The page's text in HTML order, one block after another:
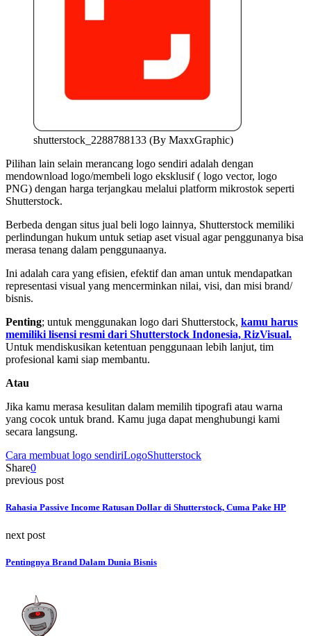
shutterstock_2288788133 (By MaxxGraphic)
Pilihan lain selain merancang logo sendiri adalah dengan
mendownload logo/membeli logo eksklusif ( logo vector, logo
PNG) dengan harga terjangkau melalui platform mikrostok seperti
Shutterstock.
Berbeda dengan situs jual beli logo lainnya, Shutterstock memiliki
perlindungan hukum untuk setiap aset visual agar penggunanya bisa
merasa tenang dalam penggunaanya.
Ini adalah cara yang efisien, efektif dan aman untuk mendapatkan
representasi visual yang mencerminkan nilai, visi, dan misi brand/
bisnis.
Penting; untuk menggunakan logo dari Shutterstock, kamu harus
memiliki lisensi resmi dari Shutterstock Indonesia, RizVisual.
Untuk mendiskusikan ketentuan penggunaan lebih lanjut, tim
profesional kami siap membantu.
Atau
Jika kamu merasa kesulitan dalam memilih tipografi atau warna
yang cocok untuk brand. Kamu juga dapat menghubungi kami
secara langsung.
Cara membuat logo sendiriLogoShutterstock
Share0
previous post
Rahasia Passive Income Ratusan Dollar di Shutterstock, Cuma Pake HP
next post
Pentingnya Brand Dalam Dunia Bisnis